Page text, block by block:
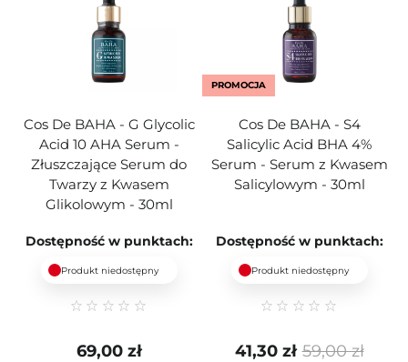
Cos De BAHA - G Glycolic
Acid 10 AHA Serum -
Złuszczające Serum do
Twarzy z Kwasem
Glikolowym - 30ml
Dostępność w punktach:
Produkt niedostępny
69,00 zł
PROMOCJA
Cos De BAHA - S4
Salicylic Acid BHA 4%
Serum - Serum z Kwasem
Salicylowym - 30ml
Dostępność w punktach:
Produkt niedostępny
59,00 zł
41,30 zł